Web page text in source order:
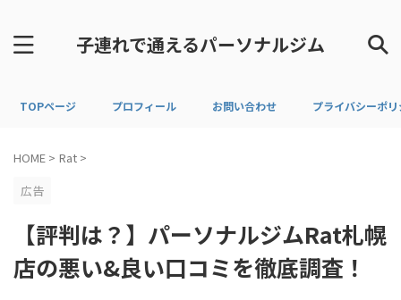
子連れで通えるパーソナルジム
TOPページ プロフィール お問い合わせ プライバシーポ
HOME > Rat >
広告
【評判は？】パーソナルジムRat札幌
店の悪い&良い口コミを徹底調査！